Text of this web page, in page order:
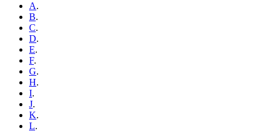
A.
B.
C.
D.
E.
F.
G.
H.
I.
J.
K.
L.